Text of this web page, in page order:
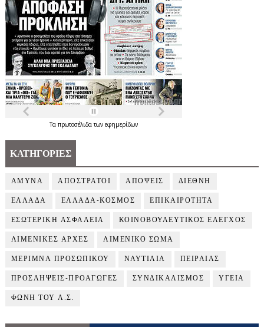
Τα πρωτοσέλιδατων εφημερίδων
ΚΑΤΗΓΟΡΙΕΣ
ΑΜΥΝΑ ΑΠΟΣΤΡΑΤΟΙ ΑΠΟΨΕΙΣ ΔΙΕΘΝΗ
ΕΛΛΑΔΑ ΕΛΛΑΔΑ-ΚΟΣΜΟΣ ΕΠΙΚΑΙΡΟΤΗΤΑ
ΕΣΩΤΕΡΙΚΗ ΑΣΦΑΛΕΙΑ ΚΟΙΝΟΒΟΥΛΕΥΤΙΚΟΣ ΕΛΕΓΧΟΣ
ΛΙΜΕΝΙΚΕΣ ΑΡΧΕΣ ΛΙΜΕΝΙΚΟ ΣΩΜΑ
ΜΕΡΙΜΝΑ ΠΡΟΣΩΠΙΚΟΥ ΝΑΥΤΙΛΙΑ ΠΕΙΡΑΙΑΣ
ΠΡΟΣΛΗΨΕΙΣ-ΠΡΟΑΓΩΓΕΣ ΣΥΝΔΙΚΑΛΙΣΜΟΣ ΥΓΕΙΑ
ΦΩΝΗ ΤΟΥ Λ.Σ.